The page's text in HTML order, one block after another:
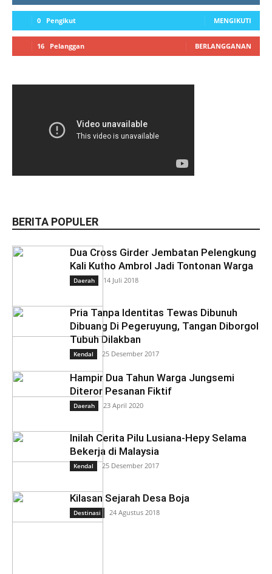
0 Pengikut MENGIKUTI
16 Pelanggan BERLANGGANAN
BERITA POPULER
Dua Cross Girder Jembatan Pelengkung
Kali Kutho Ambrol Jadi Tontonan Warga
Daerah 14 Juli 2018
Pria Tanpa Identitas Tewas Dibunuh
Dibuang Di Pegeruyung, Tangan Diborgol
Tubuh Dilakban
Kendal 25 Desember 2017
Hampir Dua Tahun Warga Jungsemi
Diteror Pesanan Fiktif
Daerah 23 April 2020
Inilah Cerita Pilu Lusiana-Hepy Selama
Bekerja di Malaysia
Kendal 25 Desember 2017
Kilasan Sejarah Desa Boja
Destinasi 24 Agustus 2018